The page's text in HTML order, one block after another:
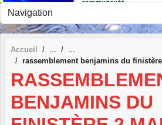
Accueil
rassemblement benjamins du
BENJAMINS DU